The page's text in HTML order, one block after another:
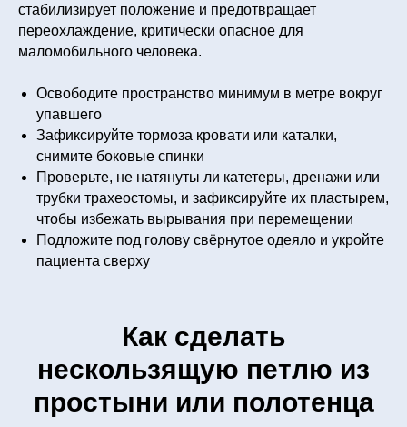
стабилизирует положение и предотвращает
переохлаждение, критически опасное для
маломобильного человека.
Освободите пространство минимум в метре вокруг
упавшего
Зафиксируйте тормоза кровати или каталки,
снимите боковые спинки
Проверьте, не натянуты ли катетеры, дренажи или
трубки трахеостомы, и зафиксируйте их пластырем,
чтобы избежать вырывания при перемещении
Подложите под голову свёрнутое одеяло и укройте
пациента сверху
Как сделать
нескользящую петлю из
простыни или полотенца